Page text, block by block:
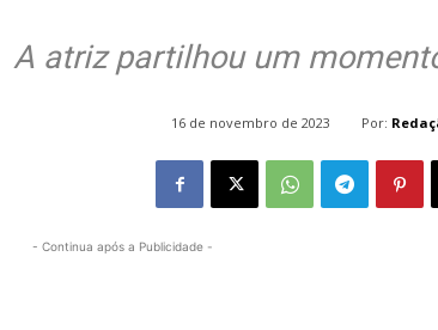
A atriz partilhou um
16 de novembro de 2023 Por:
- Continua após a Publicidade -